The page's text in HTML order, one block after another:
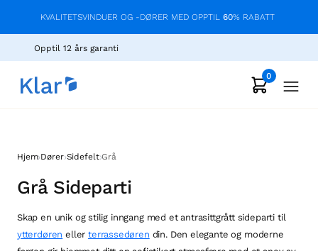
KVALITETSVINDUER OG -DØRER MED OPPTIL 60% RABATT
Opptil 12 års garanti
0
Hjem›Dører›Sidefelt›Grå
Grå Sideparti
Skap en unik og stilig inngang med et antrasittgrått sideparti til
ytterdøren ellerterrassedøren din. Den elegante og moderne